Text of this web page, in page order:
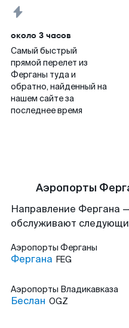
около 3 часов
Самый быстрый
прямой перелет из
Ферганы туда и
обратно, найденный на
нашем сайте за
последнее время
Аэропорты
Направление Фергана
обслуживают
Аэропорты Ферганы
Фергана FEG
Аэропорты Владикавказа
Беслан OGZ